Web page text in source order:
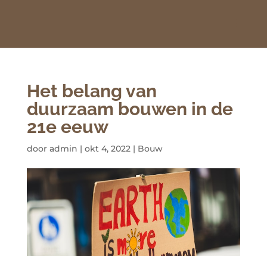
Het belang van
duurzaam bouwen in de
21e eeuw
door admin | okt 4, 2022 | Bouw